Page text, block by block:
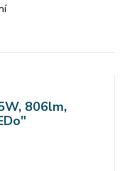
806lm,